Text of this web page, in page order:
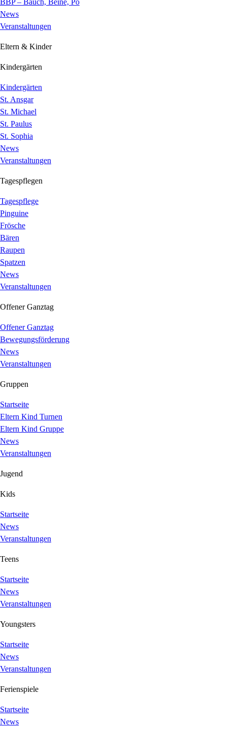
BBP – Bauch, Beine, Po
News
Veranstaltungen
Eltern & Kinder
Kindergärten
Kindergärten
St. Ansgar
St. Michael
St. Paulus
St. Sophia
News
Veranstaltungen
Tagespflegen
Tagespflege
Pinguine
Frösche
Bären
Raupen
Spatzen
News
Veranstaltungen
Offener Ganztag
Offener Ganztag
Bewegungsförderung
News
Veranstaltungen
Gruppen
Startseite
Eltern Kind Turnen
Eltern Kind Gruppe
News
Veranstaltungen
Jugend
Kids
Startseite
News
Veranstaltungen
Teens
Startseite
News
Veranstaltungen
Youngsters
Startseite
News
Veranstaltungen
Ferienspiele
Startseite
News